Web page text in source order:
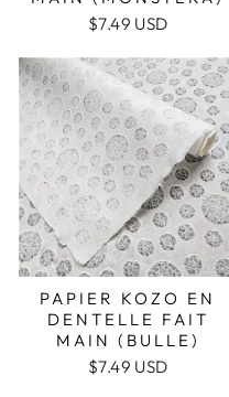
$7.49 USD
PAPIER KOZO EN
DENTELLE FAIT
MAIN (BULLE)
$7.49 USD